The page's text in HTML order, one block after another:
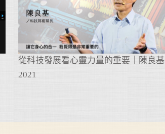
從科技發展看心靈力量的重要｜陳良基
2021